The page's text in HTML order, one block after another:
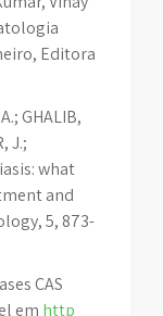
Editora
GHALIB,
J.;
what
and
5, 873-
CAS
em http